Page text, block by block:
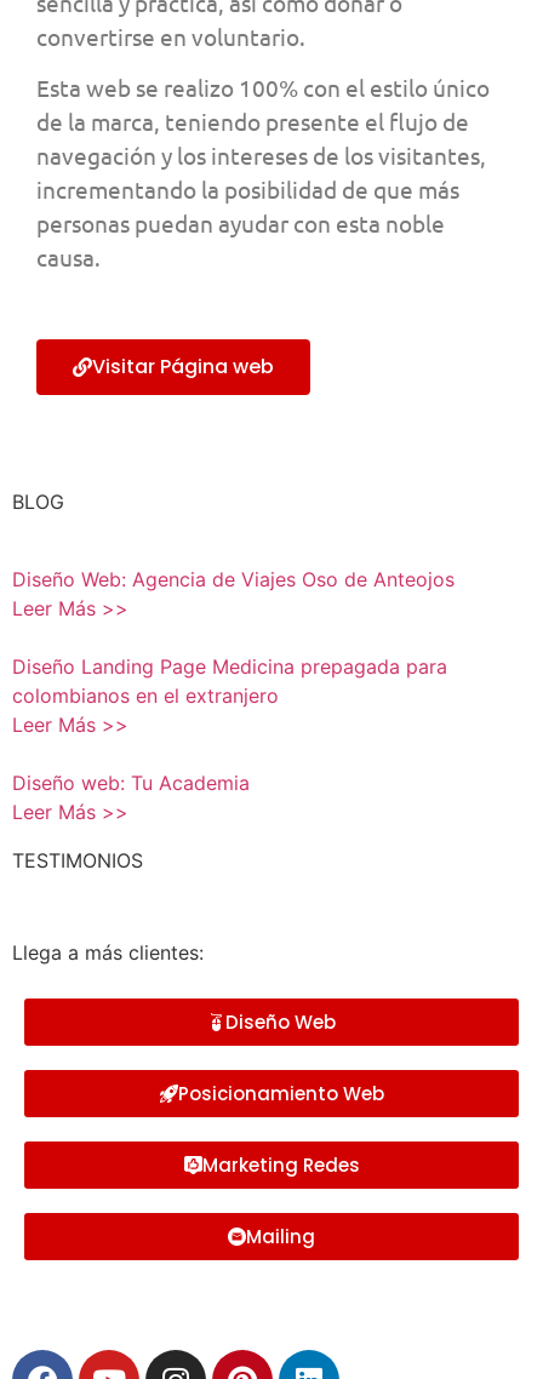
convertirse en voluntario.
Esta web se realizo 100% con el estilo único
de la marca, teniendo presente el flujo de
navegación y los intereses de los visitantes,
incrementando la posibilidad de que más
personas puedan ayudar con esta noble
causa.
Visitar Página web
BLOG
Diseño Web: Agencia de Viajes Oso de Anteojos
Leer Más >>
Diseño Landing Page Medicina prepagada para
colombianos en el extranjero
Leer Más >>
Diseño web: Tu Academia
Leer Más >>
TESTIMONIOS
Llega a más clientes:
Diseño Web
Posicionamiento Web
Marketing Redes
Mailing